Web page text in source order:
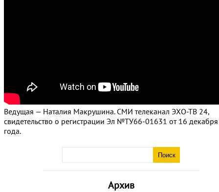
Архив
Ведущая — Наталия Макрушина. СМИ телеканал ЭХО-ТВ 24,
свидетельство о регистрации Эл №ТУ66-01631 от 16
года.